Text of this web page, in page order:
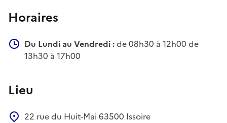
Horaires
Du Lundi au Vendredi :de 08h30 à 12h00 de
13h30 à 17h00
Lieu
22 rue du Huit-Mai 63500 Issoire